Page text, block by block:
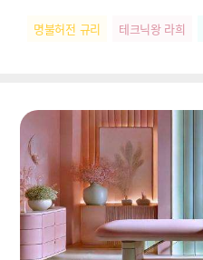
명불허전 규리 테크닉왕 라희